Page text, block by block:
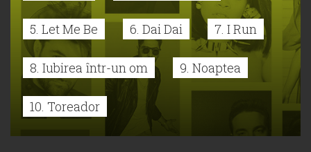
5. Let Me Be 6. Dai Dai 7. I Run
8. Iubirea într-un om 9. Noaptea
10. Toreador